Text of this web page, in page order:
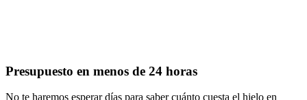
Presupuesto en menos de 24 horas
No te haremos esperar días para saber cuánto cuesta el hielo en